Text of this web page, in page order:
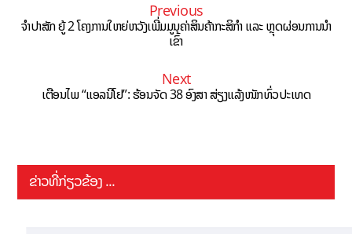
Previous
ຈຳປາສັກ ຍູ້ 2 ໂຄງການໃຫຍ່ຫວັງເພີ່ມມູນຄ່າສິນຄ້າກະສິກຳ ແລະ ຫຼຸດຜ່ອນການນຳ
ເຂົ້າ
Next
ເຕືອນໄພ “ແອລນີໂຢ”: ຮ້ອນຈັດ 38 ອົງສາ ສ່ຽງແລ້ງໜັກທົ່ວປະເທດ
ຂ່າວທີ່ກ່ຽວຂ້ອງ ...